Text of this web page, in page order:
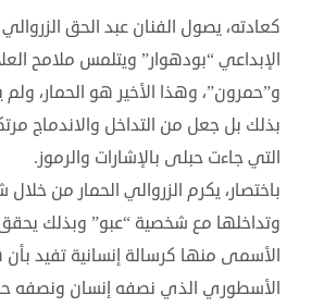
كعادته، يصول الفنان عبد الحق
الإبداعي “بودهوار” ويتلمس ملامح
و”حمرون”، وهذا الأخير هو الحمار،
بذلك بل جعل من التداخل والاندماج
التي جاءت حبلى بالإشارات والرموز.
باختصار، يكرم الزروالي الحمار من
وتداخلها مع شخصية “عبو” وبذلك
الأسمى منها كرسالة إنسانية تفيد بأن
الأسطوري الذي نصفه إنسان ونصفه